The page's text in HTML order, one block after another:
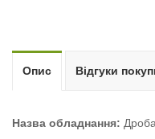
Опис
Назва обладнання:
Відгуки